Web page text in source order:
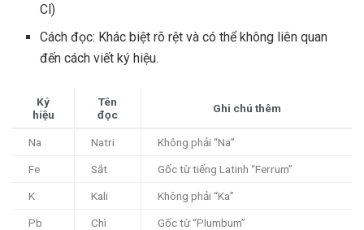
Cl)
Cách đọc: Khác biệt rõ rệt và có thể không liên quan
đến cách viết ký hiệu.
Ký
hiệu
Tên
đọc
Ghi chú thêm
Na Natri Không phải “Na”
Fe Sắt Gốc từ tiếng Latinh “Ferrum”
K Kali Không phải “Ka”
Pb Chì Gốc từ “Plumbum”